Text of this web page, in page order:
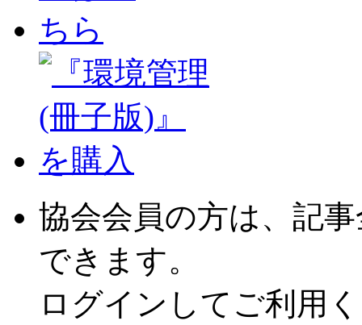
協会会員の方は、記
できます。
ログインしてご利用